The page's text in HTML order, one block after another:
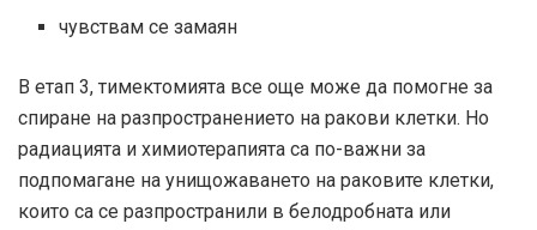
чувствам се замаян
В етап 3, тимектомията все още може да помогне за
спиране на разпространението на ракови клетки. Но
радиацията и химиотерапията са по-важни за
подпомагане на унищожаването на раковите клетки,
които са се разпространили в белодробната или